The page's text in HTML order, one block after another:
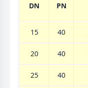
DN PN
15 40
20 40
25 40